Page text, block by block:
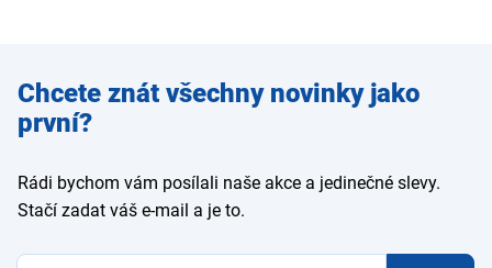
Zadejte
e-mail
Chcete znát všechny novinky jako
první?
Rádi bychom vám posílali naše akce a jedinečné slevy.
Stačí zadat váš e-mail a je to.